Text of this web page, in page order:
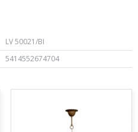
LV 50021/BI
5414552674704